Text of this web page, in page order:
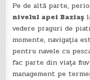
Pe de altă parte,
nivelul apei Baziaș
vedere praguri de
momente, navigația
pentru navele cu
fac parte din viața
management pe